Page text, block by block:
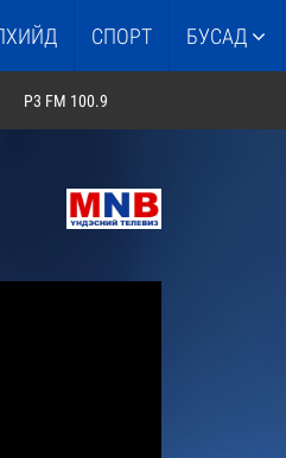
СПОРТ БУСАД
P3 FM 100.9